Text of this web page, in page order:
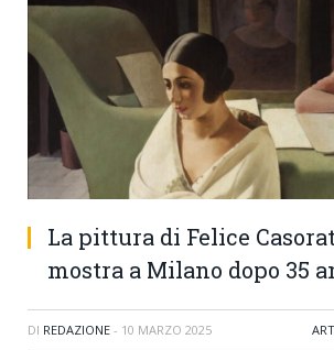
La pittura di Felice
mostra a Milano dopo 35
DI REDAZIONE - 10 MARZO 2025